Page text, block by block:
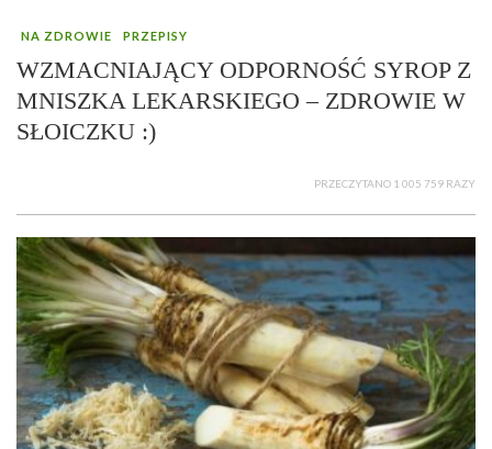
NA ZDROWIE PRZEPISY
WZMACNIAJĄCY ODPORNOŚĆ SYROP Z
MNISZKA LEKARSKIEGO – ZDROWIE W
SŁOICZKU :)
PRZECZYTANO 1 005 759 RAZY